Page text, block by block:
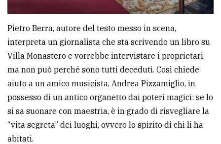
Pietro Berra, autore del testo messo in scena,
interpreta un giornalista che sta scrivendo un libro su
Villa Monastero e vorrebbe intervistare i proprietari,
ma non può perché sono tutti deceduti. Così chiede
aiuto a un amico musicista, Andrea Pizzamiglio, in
possesso di un antico organetto dai poteri magici: se lo
si sa suonare con maestria, è in grado di risvegliare la
“vita segreta” dei luoghi, ovvero lo spirito di chi li ha
abitati.